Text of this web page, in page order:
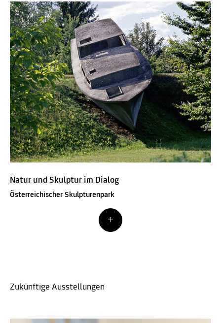
Natur und Skulptur im Dialog
Österreichischer Skulpturenpark
Zukünftige Ausstellungen